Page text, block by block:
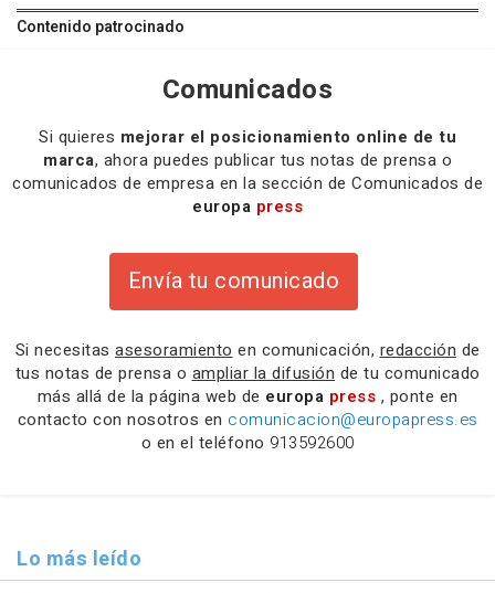
Contenido patrocinado
Comunicados
Si quieres mejorar el posicionamiento online de tu
marca, ahora puedes publicar tus notas de prensa o
comunicados de empresa en la sección de Comunicados de
europa press
Envía tu comunicado
Si necesitas asesoramiento en comunicación, redacción de
tus notas de prensa o ampliar la difusión de tu comunicado
más allá de la página web de europa press , ponte en
contacto con nosotros en comunicacion@europapress.es
o en el teléfono 913592600
Lo más leído